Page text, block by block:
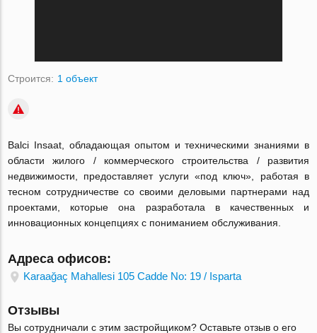
Строится: 1 объект
Balci Insaat, обладающая опытом и техническими знаниями в
области жилого / коммерческого строительства / развития
недвижимости, предоставляет услуги «под ключ», работая в
тесном сотрудничестве со своими деловыми партнерами над
проектами, которые она разработала в качественных и
инновационных концепциях с пониманием обслуживания.
Адреса офисов:
Karaağaç Mahallesi 105 Cadde No: 19 / Isparta
Отзывы
Вы сотрудничали с этим застройщиком? Оставьте отзыв о его